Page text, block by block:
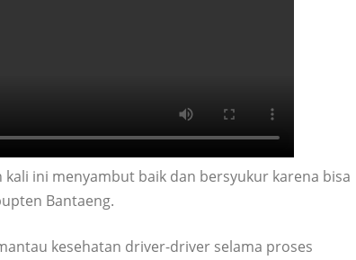
ini menyambut baik dan bersyukur karena bisa
Bantaeng.
kesehatan driver-driver selama proses